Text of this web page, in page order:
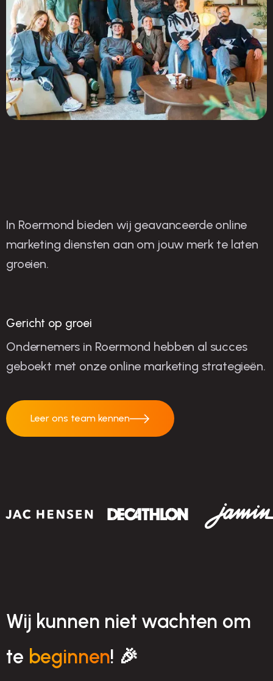
O
nze strategieën voor
succes
In Roermond bieden wij geavanceerde online
marketing diensten aan om jouw merk te laten
groeien.
Gericht op groei
Ondernemers in Roermond hebben al succes
geboekt met onze online marketing strategieën.
Leer ons team kennen
Wij kunnen niet wachten om
te beginnen! 🎉